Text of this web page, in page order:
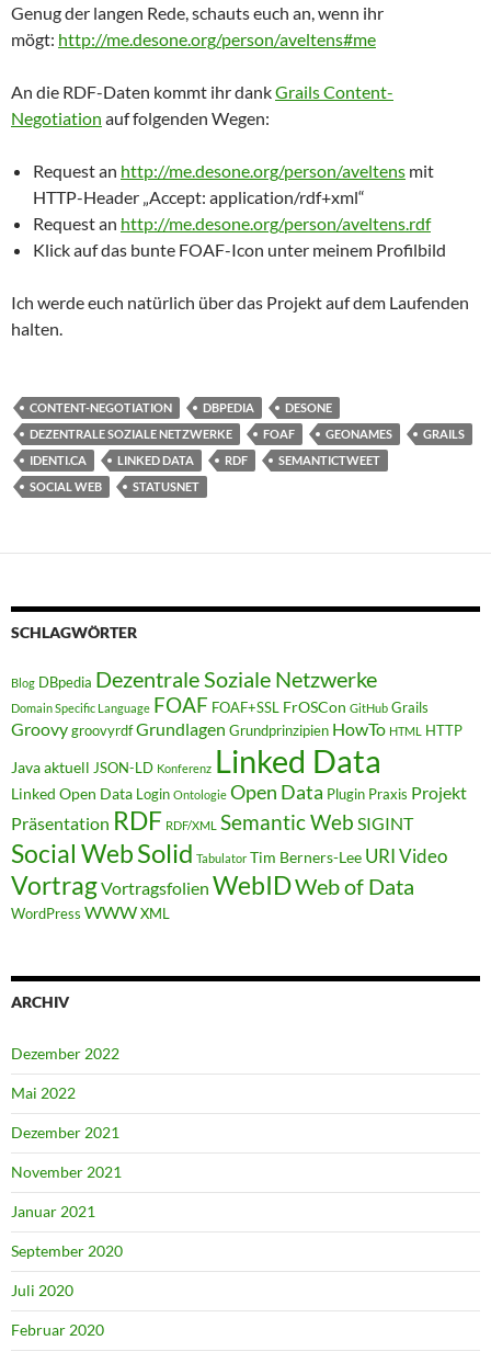
Genug der langen Rede, schauts euch an, wenn ihr
mögt: http://me.desone.org/person/aveltens#me
An die RDF-Daten kommt ihr dankGrails Content-
Negotiation auf folgenden Wegen:
Request an http://me.desone.org/person/aveltens mit
HTTP-Header „Accept: application/rdf+xml“
Request an http://me.desone.org/person/aveltens.rdf
Klick auf das bunte FOAF-Icon unter meinem Profilbild
Ich werde euch natürlich über das Projekt auf dem Laufenden
halten.
CONTENT-NEGOTIATION DBPEDIA
DESONE
DEZENTRALE SOZIALE NETZWERKE
FOAF GEONAMES
GRAILS
IDENTI.CA
LINKED DATA RDF
SEMANTICTWEET
SOCIAL WEB
STATUSNET
SCHLAGWÖRTER
Blog DBpedia Dezentrale Soziale Netzwerke
Domain Specific Language FOAF FOAF+SSL FrOSCon GitHub Grails
GroovygroovyrdfGrundlagen Grundprinzipien HowTo HTML HTTP
Java aktuell JSON-LD Konferenz Linked Data
Linked Open Data Login Ontologie Open Data Plugin Praxis Projekt
Präsentation RDF RDF/XML Semantic Web SIGINT
Social WebSolid Tabulator Tim Berners-Lee URIVideo
VortragVortragsfolien WebIDWeb of Data
WordPress WWWXML
ARCHIV
Dezember 2022
Mai 2022
Dezember 2021
November 2021
Januar 2021
September 2020
Juli 2020
Februar 2020